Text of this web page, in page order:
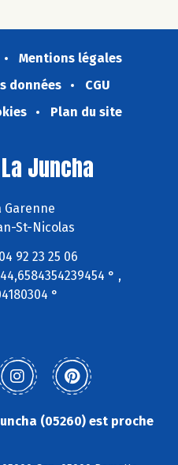
Mentions légales
données
CGU
Plan du site
Juncha
Garenne
St-Nicolas
04 92 23 25 06
44,6584354239454 ° ,
°
(05260) est proche